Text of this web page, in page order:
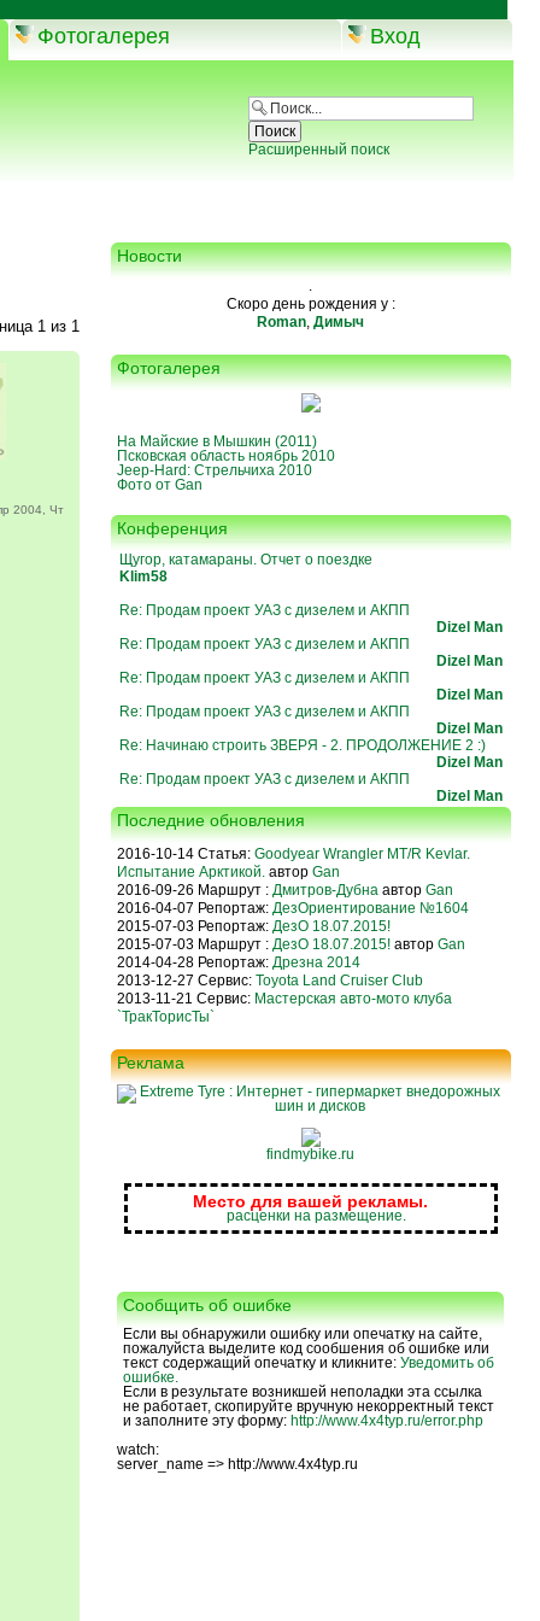
Фотогалерея Вход
Расширенный поиск
1из 1
2004, Чт
Новости
.
Скоро день рождения у :
Roman,Димыч
Фотогалерея
На Майские в Мышкин (2011)
Псковская область ноябрь 2010
Jeep-Hard: Стрельчиха 2010
Фото от Gan
Конференция
Щугор, катамараны. Отчет о поездке
Klim58
Re: Продам проект УАЗ с дизелем и АКПП
Dizel Man
Re: Продам проект УАЗ с дизелем и АКПП
Dizel Man
Re: Продам проект УАЗ с дизелем и АКПП
Dizel Man
Re: Продам проект УАЗ с дизелем и АКПП
Dizel Man
Re: Начинаю строить ЗВЕРЯ - 2. ПРОДОЛЖЕНИЕ 2 :)
Dizel Man
Re: Продам проект УАЗ с дизелем и АКПП
Dizel Man
Последние обновления
2016-10-14 Статья: Goodyear Wrangler MT/R Kevlar.
Испытание Арктикой.автор Gan
2016-09-26 Маршрут : Дмитров-Дубнаавтор Gan
2016-04-07 Репортаж: ДезОриентирование №1604
2015-07-03 Репортаж: ДезО 18.07.2015!
2015-07-03 Маршрут : ДезО 18.07.2015! автор Gan
2014-04-28 Репортаж: Дрезна 2014
2013-12-27 Сервис: Toyota Land Cruiser Club
2013-11-21 Сервис: Мастерская авто-мото клуба
`ТракТорисТы`
Реклама
findmybike.ru
Место для вашей рекламы.
расценки на размещение.
Сообщить об ошибке
Если вы обнаружили ошибку или опечатку на сайте,
пожалуйста выделите код сообшения об ошибке или
текст содержащий опечатку и кликните: Уведомить об
ошибке.
Если в результате возникшей неполадки эта ссылка
не работает, скопируйте вручную некорректный текст
и заполните эту форму: http://www.4x4typ.ru/error.php
watch:
server_name => http://www.4x4typ.ru